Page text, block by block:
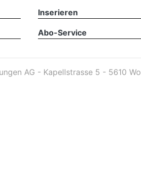
Inserieren
Abo-Service
AG - Kapellstrasse 5 - 5610